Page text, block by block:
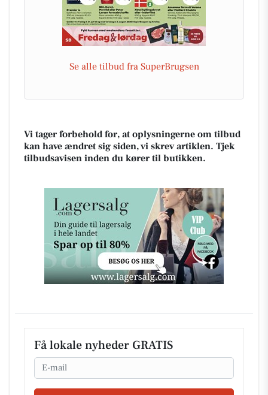
Se alle tilbud fra SuperBrugsen
Vi tager forbehold for, at oplysningerne om tilbud
kan have ændret sig siden, vi skrev artiklen. Tjek
tilbudsavisen inden du kører til butikken.
Få lokale nyheder GRATIS
Email